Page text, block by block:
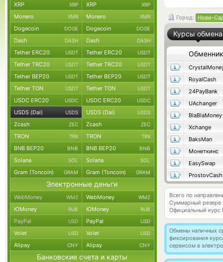
Город: Нови-
Курсы обмена
Обменник
RoyalCash
24PayBank
UAchanger
BlaBlaMoney
Xchange
BaksMan
Монеткинс
EasySwap
ProstovCash
Всего по
Суммарный резерв
Официальный курс
Обмены наличных
фиксирования
сервисом в
XRP XRP XRP XRP
Monero XMR Monero XMR
Dogecoin DOGE Dogecoin DOGE
Dash DASH Dash DASH
Tether ERC20 USDT Tether ERC20 USDT
Tether TRC20 USDT Tether TRC20 USDT
Tether BEP20 USDT Tether BEP20 USDT
Tether TON USDT Tether TON USDT
USDC ERC20 USDC USDC ERC20 USDC
USDS (Dai) USDS USDS (Dai) USDS
Zcash ZEC Zcash ZEC
TRON TRX TRON TRX
BNB BEP20 BNB BNB BEP20 BNB
Solana SOL Solana SOL
Gram (Toncoin) GRAM Gram (Toncoin) GRAM
Электронные деньги
WebMoney WMZ WebMoney WMZ
ЮMoney RUB ЮMoney RUB
PayPal USD PayPal USD
Volet USD Volet USD
Alipay CNY Alipay CNY
Банковские счета и карты